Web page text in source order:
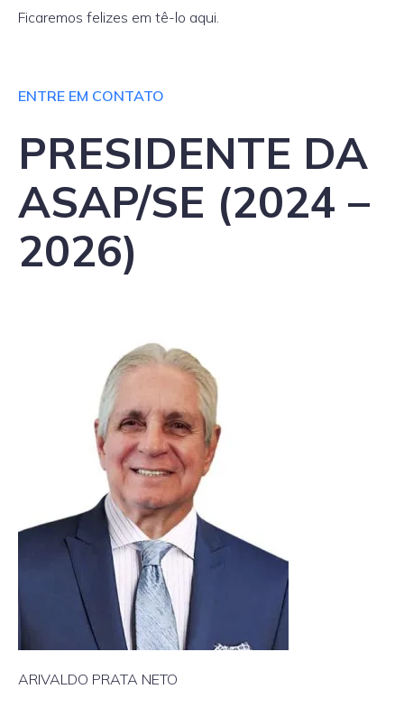
Ficaremos felizes em tê-lo aqui.
ENTRE EM CONTATO
PRESIDENTE DA
ASAP/SE (2024 –
2026)
ARIVALDO PRATA NETO